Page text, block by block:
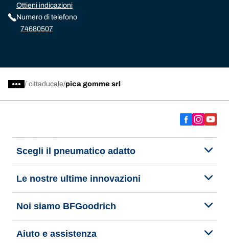
Ottieni indicazioni
Numero di telefono
74680507
/ cittaducale pica gomme srl
Scegli il pneumatico adatto
Le nostre ultime innovazioni
Noi siamo BFGoodrich
Aiuto e assistenza